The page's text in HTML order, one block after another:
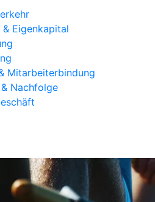
Eigenkapital
Mitarbeiterbindung
Nachfolge